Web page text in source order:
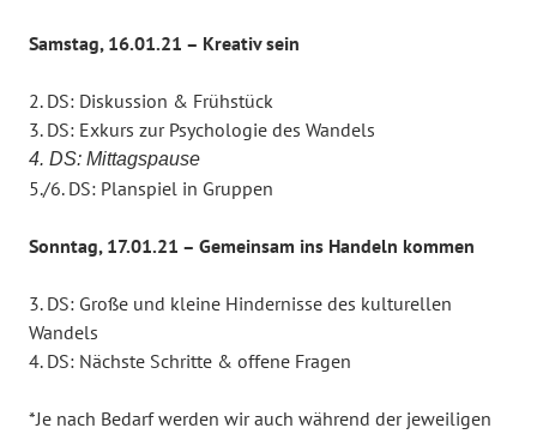
Samstag, 16.01.21 – Kreativ sein
2. DS: Diskussion & Frühstück
3. DS: Exkurs zur Psychologie des Wandels
4. DS: Mittagspause
5./6. DS: Planspiel in Gruppen
Sonntag, 17.01.21 – Gemeinsam ins Handeln kommen
3. DS: Große und kleine Hindernisse des kulturellen
Wandels
4. DS: Nächste Schritte & offene Fragen
*Je nach Bedarf werden wir auch während der jeweiligen